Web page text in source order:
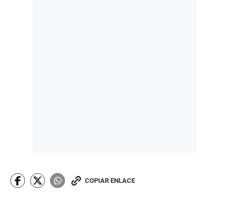
COPIAR ENLACE